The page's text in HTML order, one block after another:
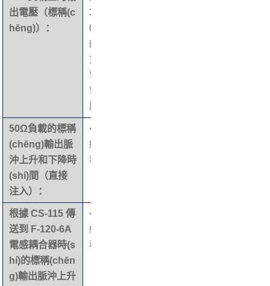
出電壓（標稱(c
hēng)）：
3
0%
的
充
電
電
壓
50Ω負載的標稱
(chēng)輸出脈
沖上升和下降時
(shí)間（直接
注入）：
<2
納
秒
根據 CS-115 傳
送到 F-120-6A
電感耦合器時(s
hí)的標稱(chēn
g)輸出脈沖上升
<2
納
秒